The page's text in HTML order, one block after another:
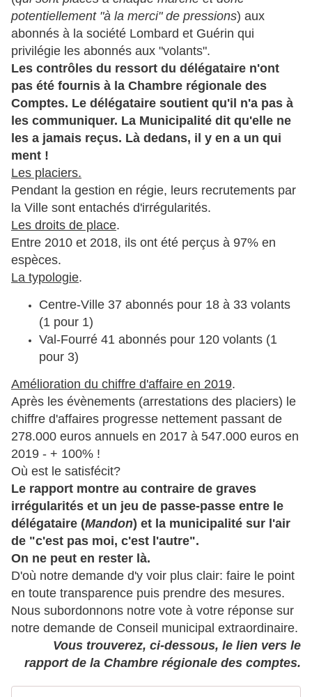
potentiellement "à la merci" de pressions) aux
abonnés à la société Lombard et Guérin qui
privilégie les abonnés aux "volants".
Les contrôles du ressort du délégataire n'ont
pas été fournis à la Chambre régionale des
Comptes. Le délégataire soutient qu'il n'a pas à
les communiquer. La Municipalité dit qu'elle ne
les a jamais reçus. Là dedans, il y en a un qui
ment !
Les placiers.
Pendant la gestion en régie, leurs recrutements par
la Ville sont entachés d'irrégularités.
Les droits de place.
Entre 2010 et 2018, ils ont été perçus à 97% en
espèces.
La typologie.
Centre-Ville 37 abonnés pour 18 à 33 volants
(1 pour 1)
Val-Fourré 41 abonnés pour 120 volants (1
pour 3)
Amélioration du chiffre d'affaire en 2019.
Après les évènements (arrestations des placiers) le
chiffre d'affaires progresse nettement passant de
278.000 euros annuels en 2017 à 547.000 euros en
2019 - + 100% !
Où est le satisfécit?
Le rapport montre au contraire de graves
irrégularités et un jeu de passe-passe entre le
délégataire (Mandon) et la municipalité sur l'air
de "c'est pas moi, c'est l'autre".
On ne peut en rester là.
D'où notre demande d'y voir plus clair: faire le point
en toute transparence puis prendre des mesures.
Nous subordonnons notre vote à votre réponse sur
notre demande de Conseil municipal extraordinaire.
Vous trouverez, ci-dessous, le lien vers le
rapport de la Chambre régionale des comptes.